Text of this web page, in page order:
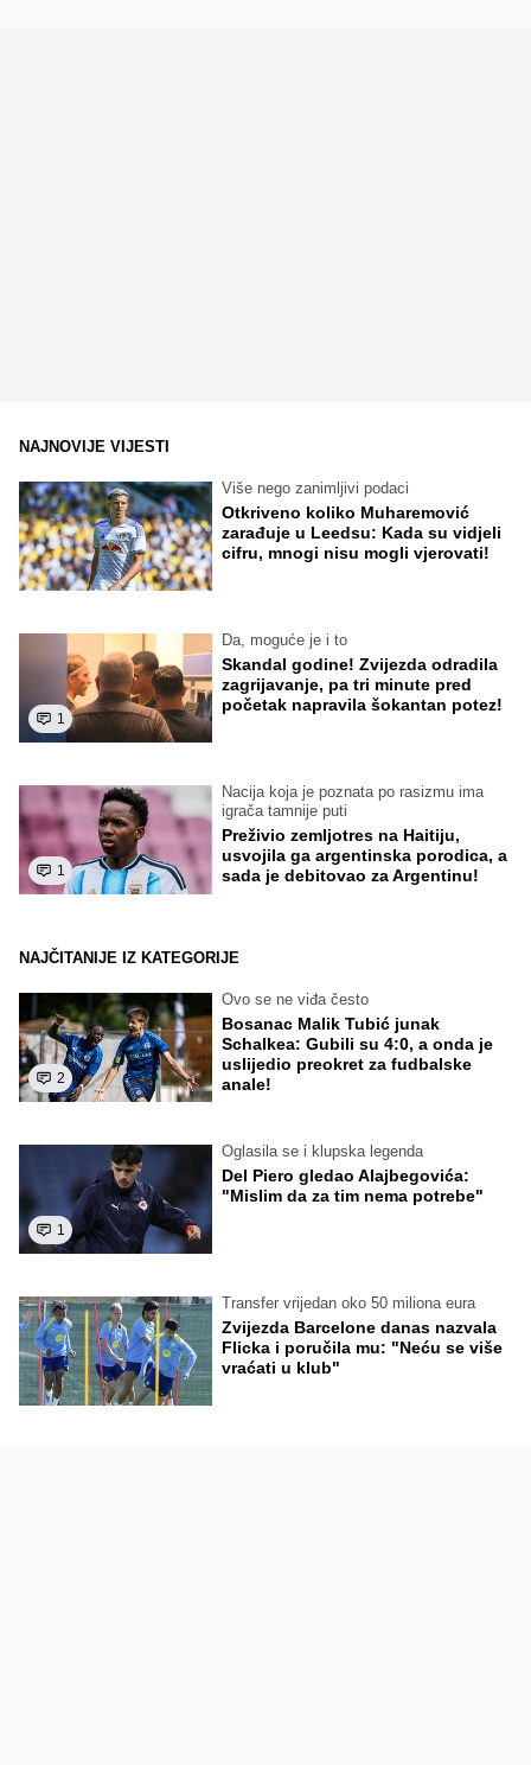
NAJNOVIJE VIJESTI
Više nego zanimljivi podaci
Otkriveno koliko Muharemović
zarađuje u Leedsu: Kada su vidjeli
cifru, mnogi nisu mogli vjerovati!
1
Da, moguće je i to
Skandal godine! Zvijezda odradila
zagrijavanje, pa tri minute pred
početak napravila šokantan potez!
1
Nacija koja je poznata po rasizmu ima
igrača tamnije puti
Preživio zemljotres na Haitiju,
usvojila ga argentinska porodica, a
sada je debitovao za Argentinu!
NAJČITANIJE IZ KATEGORIJE
2
Ovo se ne viđa često
Bosanac Malik Tubić junak
Schalkea: Gubili su 4:0, a onda je
uslijedio preokret za fudbalske
anale!
1
Oglasila se i klupska legenda
Del Piero gledao Alajbegovića:
"Mislim da za tim nema potrebe"
Transfer vrijedan oko 50 miliona eura
Zvijezda Barcelone danas nazvala
Flicka i poručila mu: "Neću se više
vraćati u klub"